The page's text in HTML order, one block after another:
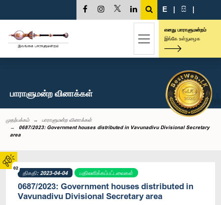
02
E | සි |
எனது பாராளுமன்றம்
இங்கே உள்நுழைக
பாராளுமன்ற வினாக்கள்
முதற்பக்கம்
பாராளுமன்ற வினாக்கள்
0687/2023: Government houses distributed in Vavunadivu Divisional Secretary
area
திகதி: 2023-04-04 பதிலளிக்கப்பட்டவைகள்
0687/2023: Government houses distributed in
Vavunadivu Divisional Secretary area